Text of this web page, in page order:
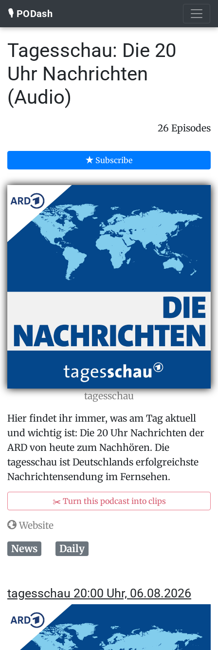
🎙️ PODash
Tagesschau: Die 20
Uhr Nachrichten
(Audio)
26 Episodes
Subscribe
tagesschau
Hier findet ihr immer, was am Tag aktuell
und wichtig ist: Die 20 Uhr Nachrichten der
ARD von heute zum Nachhören. Die
tagesschau ist Deutschlands erfolgreichste
Nachrichtensendung im Fernsehen.
✂️ Turn this podcast into clips
Website
News Daily
tagesschau 20:00 Uhr, 06.08.2026